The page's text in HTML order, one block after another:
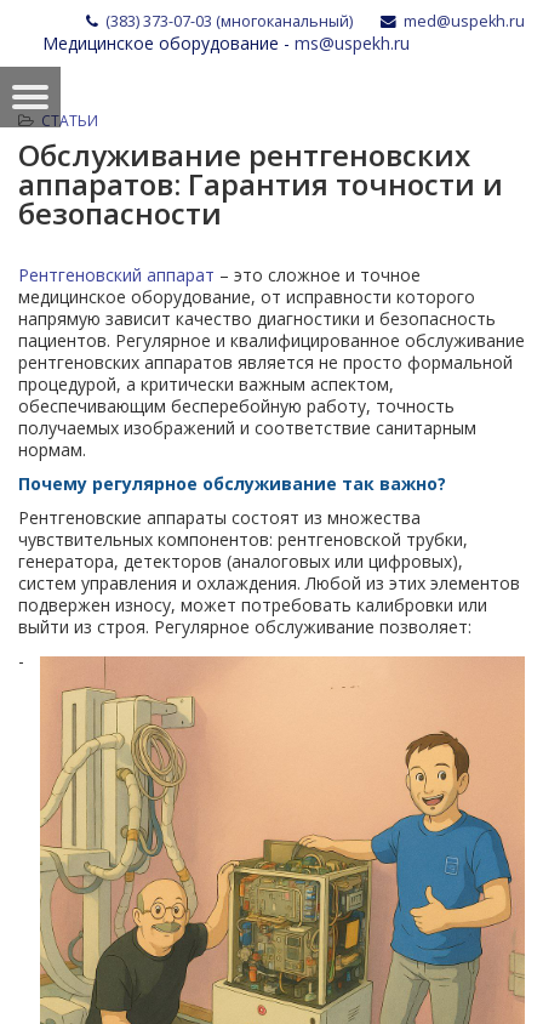
(383) 373-07-03 (многоканальный) med@uspekh.ru
Медицинское оборудование - ms@uspekh.ru
СТАТЬИ
Обслуживание рентгеновских
аппаратов: Гарантия точности и
безопасности
Рентгеновский аппарат – это сложное и точное
медицинское оборудование, от исправности которого
напрямую зависит качество диагностики и безопасность
пациентов. Регулярное и квалифицированное обслуживание
рентгеновских аппаратов является не просто формальной
процедурой, а критически важным аспектом,
обеспечивающим бесперебойную работу, точность
получаемых изображений и соответствие санитарным
нормам.
Почему регулярное обслуживание так важно?
Рентгеновские аппараты состоят из множества
чувствительных компонентов: рентгеновской трубки,
генератора, детекторов (аналоговых или цифровых),
систем управления и охлаждения. Любой из этих элементов
подвержен износу, может потребовать калибровки или
выйти из строя. Регулярное обслуживание позволяет:
-